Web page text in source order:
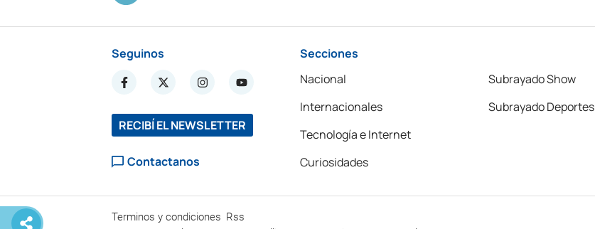
Seguinos
RECIBÍ EL NEWSLETTER
Contactanos
Secciones
Nacional
Internacionales
Tecnología e Internet
Curiosidades
Subrayado Show
Subrayado Deportes
Terminos y condiciones Rss